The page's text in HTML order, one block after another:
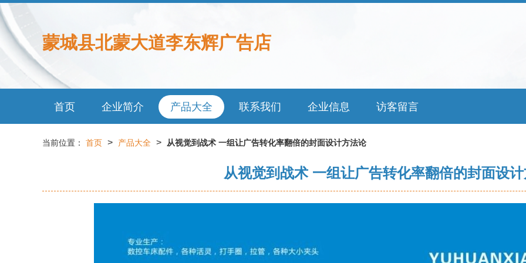
蒙城县北蒙大道李东辉广告店
首页 企业简介 产品大全 联系我们 企业信息 访客留言
当前位置： 首页 > 产品大全 > 从视觉到战术 一组让广告转化率翻倍的封面设计方法论
从视觉到战术 一组让广告转化率翻倍的封面设